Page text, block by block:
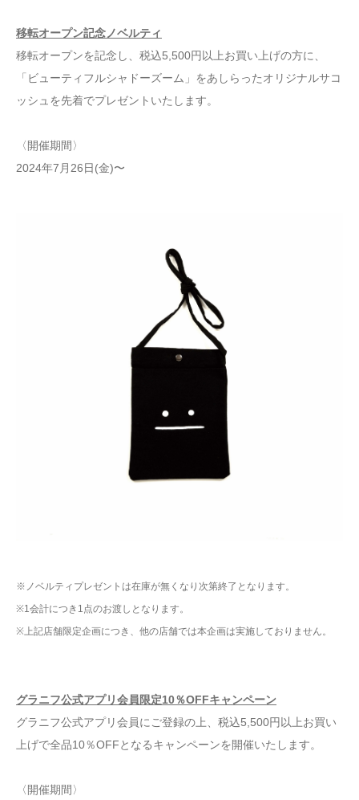
移転オープン記念ノベルティ
移転オープンを記念し、税込5,500円以上お買い上げの方に、
「ビューティフルシャドーズーム」をあしらったオリジナルサコ
ッシュを先着でプレゼントいたします。
〈開催期間〉
2024年7月26日(金)〜
※ノベルティプレゼントは在庫が無くなり次第終了となります。
※1会計につき1点のお渡しとなります。
※上記店舗限定企画につき、他の店舗では本企画は実施しておりません。
グラニフ公式アプリ会員限定10％OFFキャンペーン
グラニフ公式アプリ会員にご登録の上、税込5,500円以上お買い
上げで全品10％OFFとなるキャンペーンを開催いたします。
〈開催期間〉